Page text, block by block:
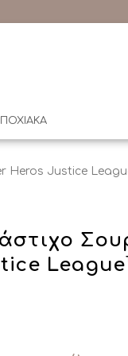
Heros Justice